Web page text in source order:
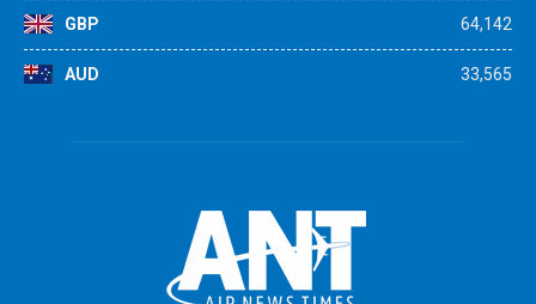
GBP 64,142
AUD 33,565